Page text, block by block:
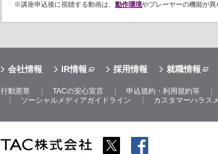
※講座申込後に視聴する動画は、 動作環境やプレーヤーの機能が異
会社情報 IR情報 採用情報 就職情報
行動憲章 TACの安心宣言 申込規約・利用規約等
ソーシャルメディアガイドライン
カスタマーハラス